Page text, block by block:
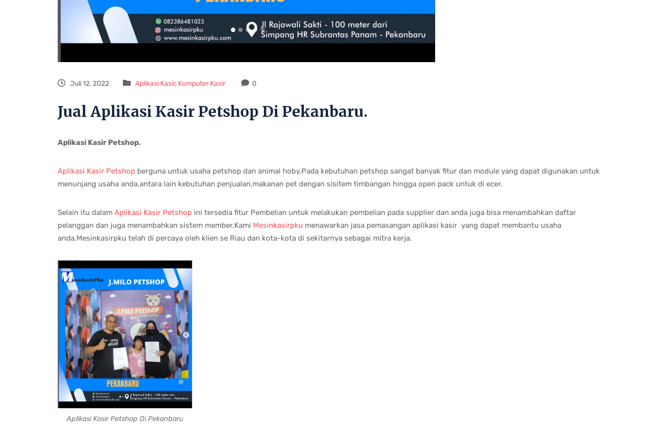
Juli 12, 2022 Aplikasi Kasir, Komputer Kasir 0
Jual Aplikasi Kasir Petshop Di Pekanbaru.
Aplikasi Kasir Petshop.
Aplikasi Kasir Petshop berguna untuk usaha petshop dan animal hoby,Pada kebutuhan petshop sangat banyak fitur dan module yang dapat digunakan untuk
menunjang usaha anda,antara lain kebutuhan penjualan,makanan pet dengan sisitem timbangan hingga open pack untuk di ecer.
Selain itu dalam Aplikasi Kasir Petshop ini tersedia fitur Pembelian untuk melakukan pembelian pada supplier dan anda juga bisa menambahkan daftar
pelanggan dan juga menambahkan sistem member.Kami Mesinkasirpku menawarkan jasa pemasangan aplikasi kasir yang dapat membantu usaha
anda.Mesinkasirpku telah di percaya oleh klien se Riau dan kota-kota di sekitarnya sebagai mitra kerja.
Aplikasi Kasir Petshop Di Pekanbaru